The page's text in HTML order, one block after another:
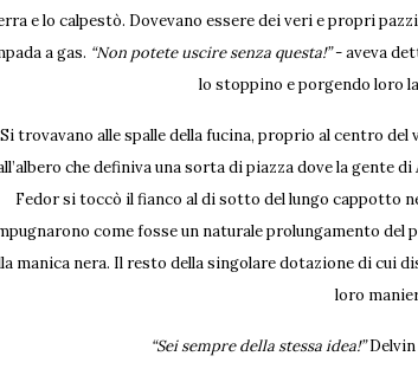
e lo calpestò. Dovevano essere dei veri e propri
a gas. “Non potete uscire senza questa!”- aveva
lo stoppino e porgendo loro
Si trovavano alle spalle della fucina, proprio al centro
che definiva una sorta di piazza dove la gente
Fedor si toccò il fianco al di sotto del lungo cappotto
come fosse un naturale prolungamento
manica nera. Il resto della singolare dotazione di cui
loro
“Sei sempre della stessa idea!”